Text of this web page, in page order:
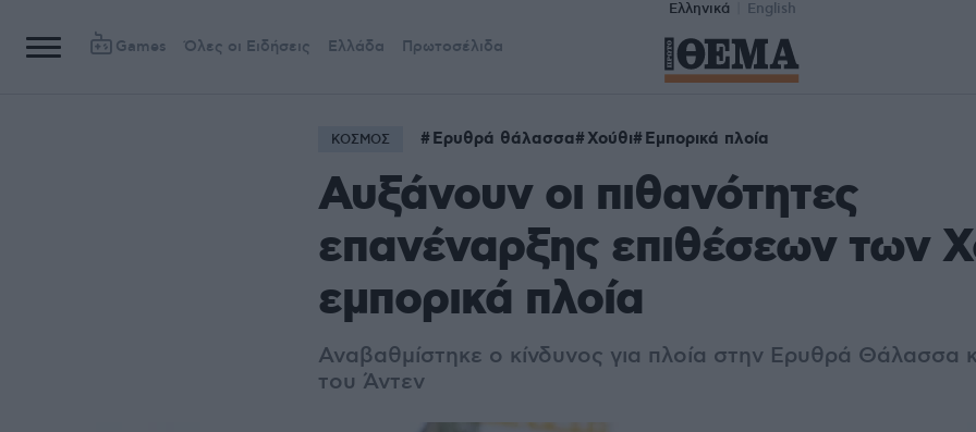
Ελληνικά English
Games Όλες οι Ειδήσεις Ελλάδα Πρωτοσέλιδα
ΚΟΣΜΟΣ Ερυθρά θάλασσα Χούθι Εμπορικά πλοία
Αυξάνουν οι πιθανότητες
επανέναρξης επιθέσεων των
εμπορικά πλοία
Αναβαθμίστηκε ο κίνδυνος για πλοία στην Ερυθρά Θάλασσα
του Άντεν